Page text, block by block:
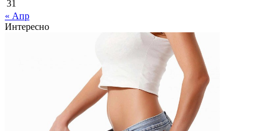
31
« Апр
Интересно